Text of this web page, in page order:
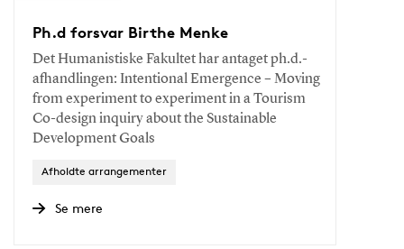
Ph.d forsvar Birthe Menke
Det Humanistiske Fakultet har antaget ph.d.-
afhandlingen: Intentional Emergence – Moving
from experiment to experiment in a Tourism
Co-design inquiry about the Sustainable
Development Goals
Afholdte arrangementer
Se mere